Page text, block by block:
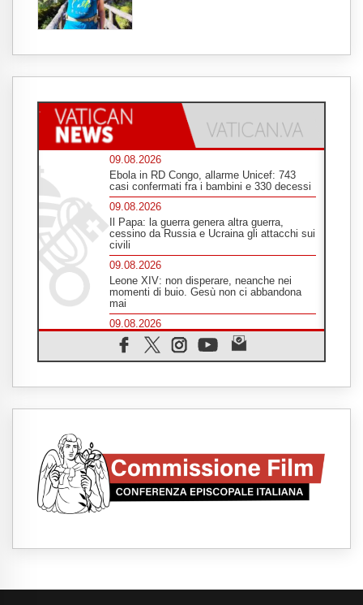
09.08.2026
Ebola in RD Congo, allarme Unicef: 743
casi confermati fra i bambini e 330 decessi
09.08.2026
Il Papa: la guerra genera altra guerra,
cessino da Russia e Ucraina gli attacchi sui
civili
09.08.2026
Leone XIV: non disperare, neanche nei
momenti di buio. Gesù non ci abbandona
mai
09.08.2026
Drammatica escalation del conflitto tra
Russia e Ucraina
Tra Tolkien e Leone, un convegno su
09.08.2026
Indonesia, un dollaro per la costruzione di
219 Chiese